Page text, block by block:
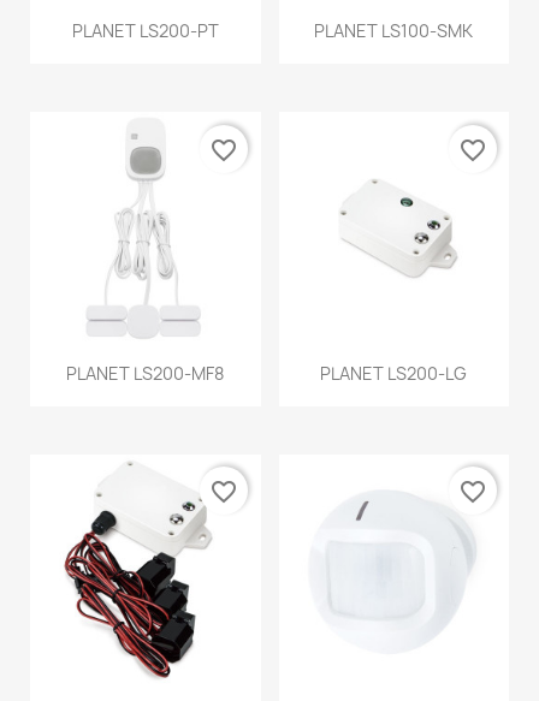
PLANET LS200-PT PLANET LS100-SMK
PLANET LS200-MF8
favorite_border
PLANET LS200-LG
favorite_border
favorite_border favorite_border